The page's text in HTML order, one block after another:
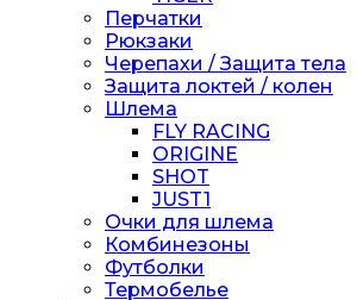
Перчатки
Рюкзаки
Черепахи / Защита тела
Защита локтей / колен
Шлема
FLY RACING
ORIGINE
SHOT
JUST1
Очки для шлема
Комбинезоны
Футболки
Термобелье